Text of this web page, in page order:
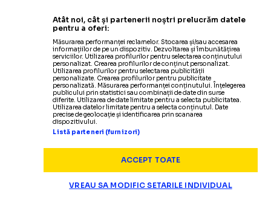
LIGA CAMPIONILOR 29.07
„AM RISCAT TOTUL” Adrian Rus a explicatundes-a
făcut diferențaîn „dubla” cu Levski: „E trist”
LIGA CAMPIONILOR 29.07
„NU E UN DEZASTRU” Filipe Coelhoa surprins după
eliminarea din Liga Campionilor: „Nimeni din
Românian-aajuns acolo de 14 ani”
LIGA CAMPIONILOR
AU SFIDAT UEFA
Metoda folosită de Levski pentru a
LIGA CAMPIONILOR
CRAIOVAȘI-A
AFLAT ADVERSARA
Pe cine ar întâlni oltenii
din Liga Campionilor, dacă trec de
LIGA CAMPIONILOR 29.07
CINE TRANSMITE U
CRAIOVA-LEVSKI
Unde se vede la TVmeciul decisiv
Atât noi, cât și partenerii noștri prelucrăm datele
pentru a oferi:
Măsurarea performanței reclamelor. Stocarea și/sau accesarea
informațiilor de pe un dispozitiv. Dezvoltarea și îmbunătățirea
serviciilor. Utilizarea profilurilor pentru selectarea conținutului
personalizat. Crearea profilurilor de conținut personalizat.
Utilizarea profilurilor pentru selectarea publicității
personalizate. Crearea profilurilor pentru publicitate
personalizată. Măsurarea performanței conținutului. Înțelegerea
publicului prin statistici sau combinații de date din surse
diferite. Utilizarea de date limitate pentru a selecta publicitatea.
Utilizarea datelor limitate pentru a selecta conținutul. Date
precise de geolocație și identificarea prin scanarea
dispozitivului.
Listă parteneri (furnizori)
ACCEPT TOATE
VREAU SA MODIFIC SETARILE INDIVIDUAL